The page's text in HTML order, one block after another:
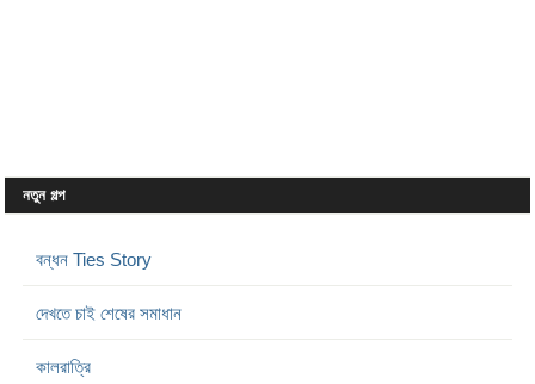
নতুন গল্প
বন্ধন Ties Story
দেখতে চাই শেষের সমাধান
কালরাত্রি